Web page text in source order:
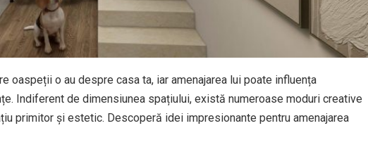
oaspeții o au despre casa ta, iar amenajarea lui poate influența
Indiferent de dimensiunea spațiului, există numeroase moduri creative
primitor și estetic. Descoperă idei impresionante pentru amenajarea